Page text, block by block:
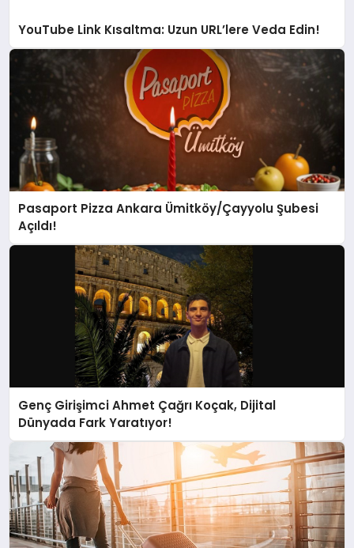
YouTube Link Kısaltma: Uzun URL’lere Veda Edin!
Pasaport Pizza Ankara Ümitköy/Çayyolu Şubesi
Açıldı!
Genç Girişimci Ahmet Çağrı Koçak, Dijital
Dünyada Fark Yaratıyor!